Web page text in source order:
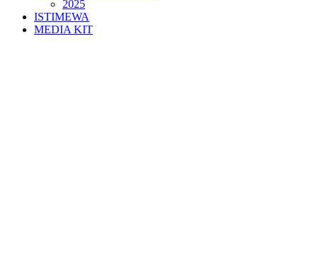
2025
ISTIMEWA
MEDIA KIT